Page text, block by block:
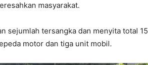
masyarakat.
sejumlah tersangka dan menyita total 15
motor dan tiga unit mobil.